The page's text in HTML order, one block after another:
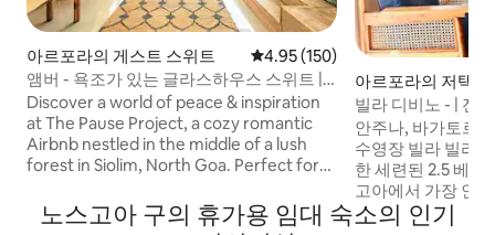
아르포라의 게스트 스위트 평점 4.95점(5점 만점), 후기 150
4.95 (150)
앰버 - 욕조가 있는 글라스하우스 스위트 |
포즈 프로젝트
Discover a world of peace & inspiration
at The Pause Project, a cozy romantic
Airbnb nestled in the middle of a lush
forest in Siolim, North Goa. Perfect for
offers a space to slow down. Immerse
yourself in books, music, travel
아르포라의 저택
빌라 디비노 - | 전
파이 | 해변
안주나, 바가토르
수영장 빌라 빌라
한 세련된 2.5 베드
고아에서 가장 인
라이프에서 몇 분
노스고아 구의 휴가용 임대 숙소의 인기